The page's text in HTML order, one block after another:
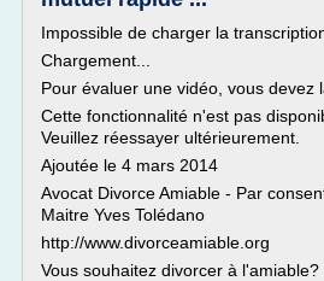
Impossible de charger la
Chargement...
Pour évaluer une vidéo, vous devez
Cette fonctionnalité n'est pas
Veuillez réessayer ultérieurement.
Ajoutée le 4 mars 2014
Avocat Divorce Amiable - Par
Maitre Yves Tolédano
http://www.divorceamiable.org
Vous souhaitez divorcer à